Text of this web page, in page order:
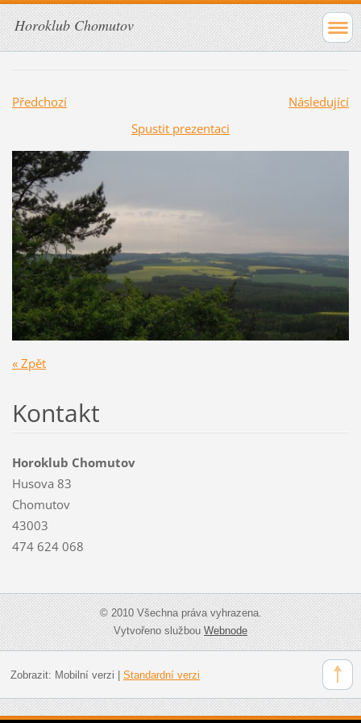
Horoklub Chomutov
Předchozí
Následující
Spustit prezentaci
« Zpět
Kontakt
Horoklub Chomutov
Husova 83
Chomutov
43003
474 624 068
© 2010 Všechna práva vyhrazena.
Vytvořeno službouWebnode
Zobrazit: Mobilní verzi Standardní verzi